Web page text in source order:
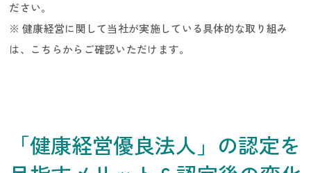
キャリア採用
ださい。
※ 健康経営に関して当社が実施している具体的な取り組み
は、こちらからご確認いただけます。
「健康経営優良法人」の認定を